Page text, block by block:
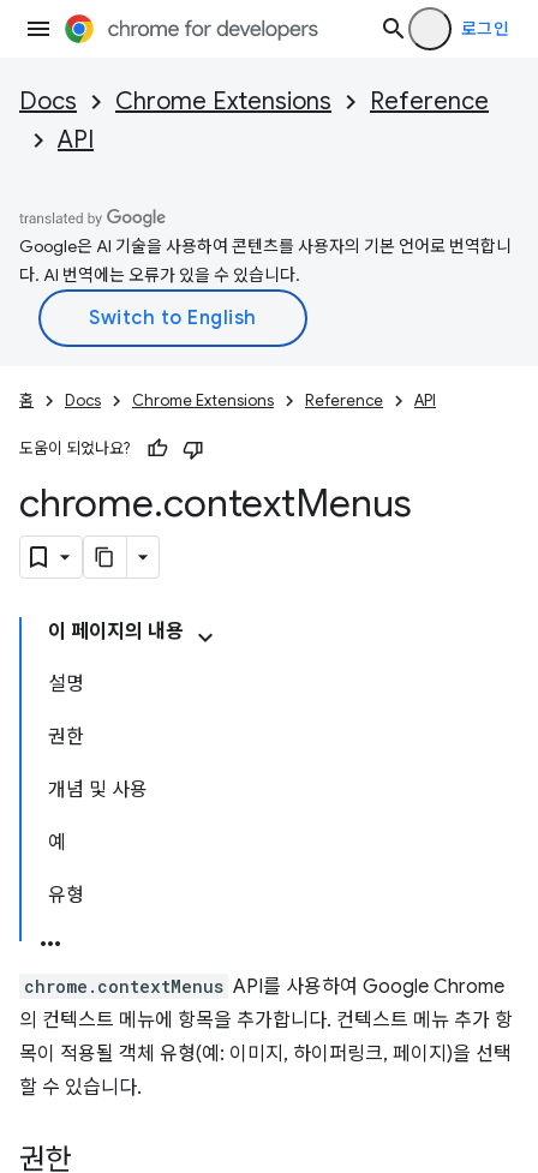
로그인
Docs Chrome Extensions
Reference
API
Google은 AI 기술을 사용하여 콘텐츠를 사용자의 기본 언어로 번역합니
다. AI 번역에는 오류가 있을 수 있습니다.
홈 Docs Chrome Extensions Reference API
도움이 되었나요?
chrome.contextMenus
이 페이지의 내용
설명
권한
개념 및 사용
예
유형
chrome.contextMenus API를 사용하여 Google Chrome
의 컨텍스트 메뉴에 항목을 추가합니다. 컨텍스트 메뉴 추가 항
목이 적용될 객체 유형(예: 이미지, 하이퍼링크, 페이지)을 선택
할 수 있습니다.
권한